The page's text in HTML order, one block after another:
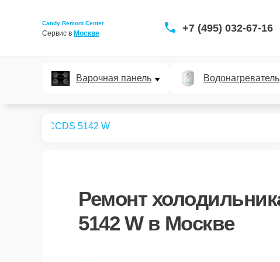
Candy Remont Center
Сервис в Москве +7 (495) 032-67-16
Варочная панель Водонагреватель
CCDS 5142 W
Ремонт
5142 Wв Москве